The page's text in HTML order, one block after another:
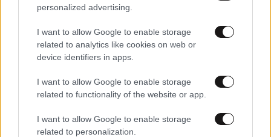
personalized advertising.
I want to allow Google to enable storage
related to analytics like cookies on web or
device identifiers in apps.
I want to allow Google to enable storage
related to functionality of the website or app.
I want to allow Google to enable storage
related to personalization.
Αλιευτικός τουρισμός: Νέα πηγή εισοδήματος
εμπειρία για τους επισκέπτες